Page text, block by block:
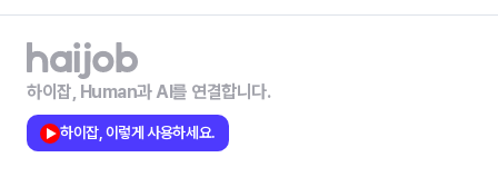
하이잡, Human과 AI를 연결합니다.
하이잡, 이렇게 사용하세요.